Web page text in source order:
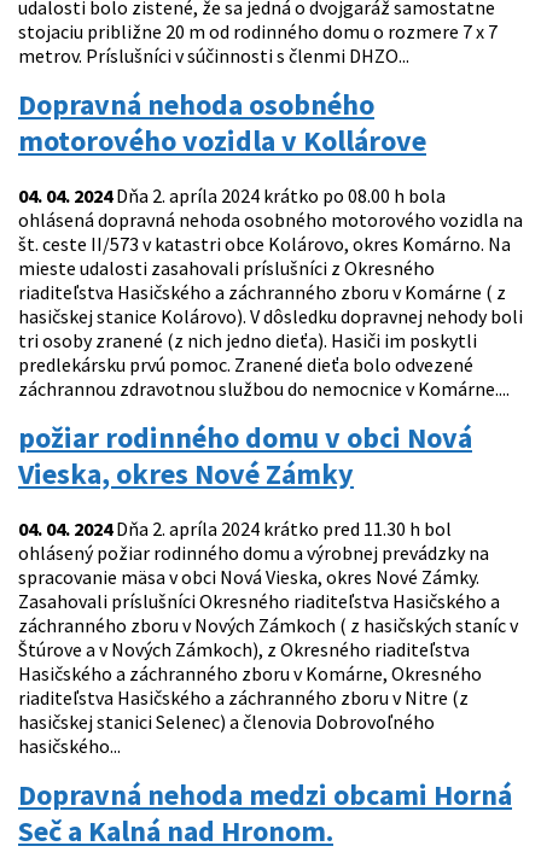
udalosti bolo zistené, že sa jedná o dvojgaráž samostatne
stojaciu približne 20 m od rodinného domu o rozmere 7 x 7
metrov. Príslušníci v súčinnosti s členmi DHZO...
Dopravná nehoda osobného
motorového vozidla v Kollárove
04. 04. 2024Dňa 2. apríla 2024 krátko po 08.00 h bola
ohlásená dopravná nehoda osobného motorového vozidla na
št. ceste II/573 v katastri obce Kolárovo, okres Komárno. Na
mieste udalosti zasahovali príslušníci z Okresného
riaditeľstva Hasičského a záchranného zboru v Komárne ( z
hasičskej stanice Kolárovo). V dôsledku dopravnej nehody boli
tri osoby zranené (z nich jedno dieťa). Hasiči im poskytli
predlekársku prvú pomoc. Zranené dieťa bolo odvezené
záchrannou zdravotnou službou do nemocnice v Komárne....
požiar rodinného domu v obci Nová
Vieska, okres Nové Zámky
04. 04. 2024Dňa 2. apríla 2024 krátko pred 11.30 h bol
ohlásený požiar rodinného domu a výrobnej prevádzky na
spracovanie mäsa v obci Nová Vieska, okres Nové Zámky.
Zasahovali príslušníci Okresného riaditeľstva Hasičského a
záchranného zboru v Nových Zámkoch ( z hasičských staníc v
Štúrove a v Nových Zámkoch), z Okresného riaditeľstva
Hasičského a záchranného zboru v Komárne, Okresného
riaditeľstva Hasičského a záchranného zboru v Nitre (z
hasičskej stanici Selenec) a členovia Dobrovoľného
hasičského...
Dopravná nehoda medzi obcami Horná
Seč a Kalná nad Hronom.